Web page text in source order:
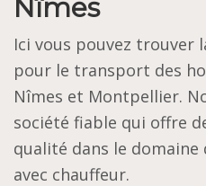
Nîmes
Ici vous pouvez trouver
pour le transport des
Nîmes et Montpellier.
société fiable qui offre
qualité dans le
avec chauffeur.